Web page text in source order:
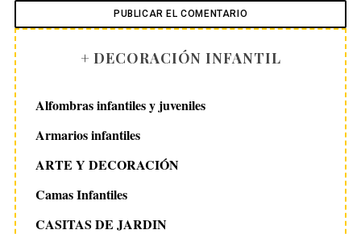
+ DECORACIÓN INFANTIL
Alfombras infantiles y juveniles
Armarios infantiles
ARTE Y DECORACIÓN
Camas Infantiles
CASITAS DE JARDIN